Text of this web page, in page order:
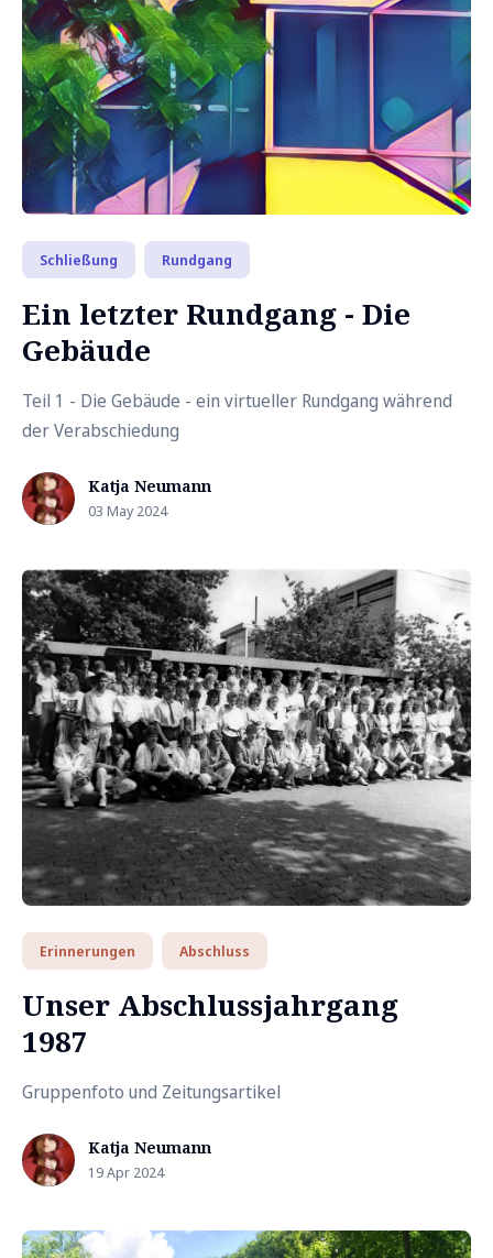
Schließung Rundgang
Ein letzter Rundgang - Die
Gebäude
Teil 1 - Die Gebäude - ein virtueller Rundgang während
der Verabschiedung
Katja Neumann
03 May 2024
Erinnerungen Abschluss
Unser Abschlussjahrgang
1987
Gruppenfoto und Zeitungsartikel
Katja Neumann
19 Apr 2024